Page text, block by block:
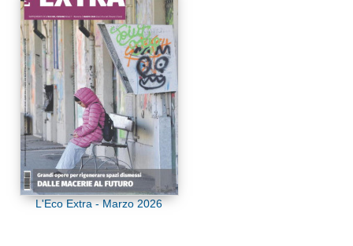
L'Eco Extra - Marzo 2026